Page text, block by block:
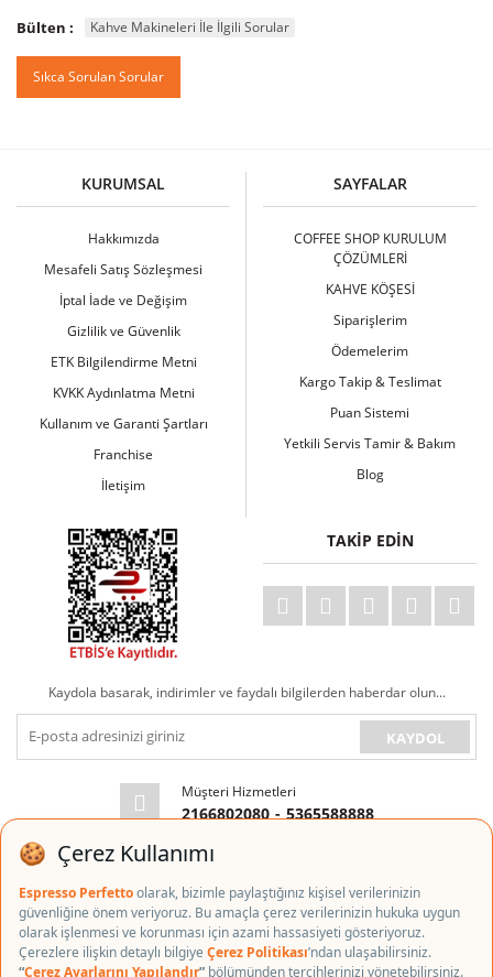
Bülten : Kahve Makineleri İle İlgili Sorular
Sıkca Sorulan Sorular
KURUMSAL
Hakkımızda
Mesafeli Satış Sözleşmesi
İptal İade ve Değişim
Gizlilik ve Güvenlik
ETK Bilgilendirme Metni
KVKK Aydınlatma Metni
Kullanım ve Garanti Şartları
Franchise
İletişim
SAYFALAR
COFFEE SHOP KURULUM
ÇÖZÜMLERİ
KAHVE KÖŞESİ
Siparişlerim
Ödemelerim
Kargo Takip & Teslimat
Puan Sistemi
Yetkili Servis Tamir & Bakım
Blog
TAKİP EDİN
Kaydola basarak, indirimler ve faydalı bilgilerden haberdar olun...
KAYDOL
Müşteri Hizmetleri
2166802080 - 5365588888
E-posta Adresi